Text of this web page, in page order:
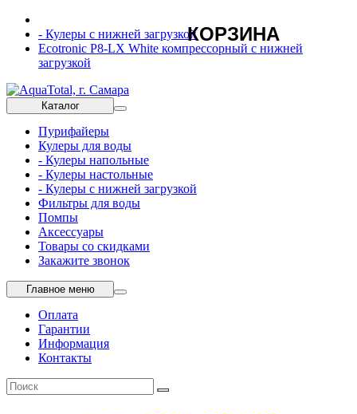
- Кулеры с нижней загрузкой
Ecotronic P8-LX White компрессорный с нижней
загрузкой
Каталог
Пурифайеры
Кулеры для воды
- Кулеры напольные
- Кулеры настольные
- Кулеры с нижней загрузкой
Фильтры для воды
Помпы
Аксессуары
Товары со скидками
Закажите звонок
Главное меню
Оплата
Гарантии
Информация
Контакты
КОРЗИНА